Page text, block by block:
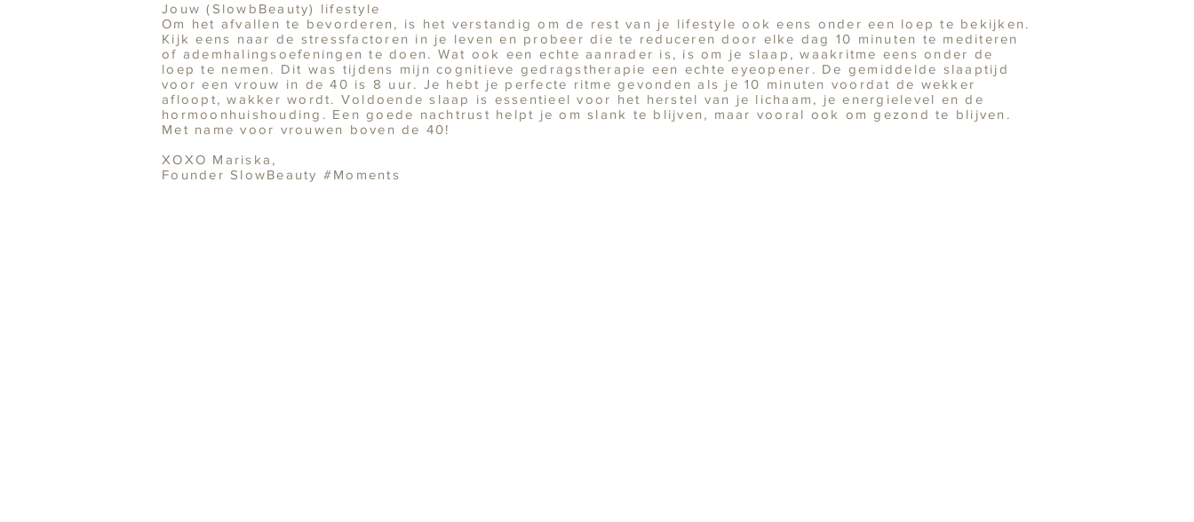
Jouw (SlowbBeauty) lifestyle
Om het afvallen te bevorderen, is het verstandig om de rest van je lifestyle ook eens onder een loep te bekijken.
Kijk eens naar de stressfactoren in je leven en probeer die te reduceren door elke dag 10 minuten te mediteren
of ademhalingsoefeningen te doen. Wat ook een echte aanrader is, is om je slaap, waakritme eens onder de
loep te nemen. Dit was tijdens mijn cognitieve gedragstherapie een echte eyeopener. De gemiddelde slaaptijd
voor een vrouw in de 40 is 8 uur. Je hebt je perfecte ritme gevonden als je 10 minuten voordat de wekker
afloopt, wakker wordt. Voldoende slaap is essentieel voor het herstel van je lichaam, je energielevel en de
hormoonhuishouding. Een goede nachtrust helpt je om slank te blijven, maar vooral ook om gezond te blijven.
Met name voor vrouwen boven de 40!
​​XOXO Mariska,
Founder SlowBeauty #Moments